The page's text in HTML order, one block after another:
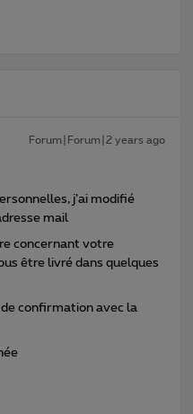
Forum|Forum|2 years ago
j’ai modifié
mail
concernant votre
être livré dans quelques
de confirmation avec la